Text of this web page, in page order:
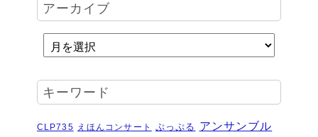
ハッピーパーク終了♪
よう！未来につながるワクワク体験
受賞結果 ヤマハエレクトーンフェス
ティバル ソロ
夏のおトクなキャンペーン・・・その
アーカイブ
キーワード
CLP735 えほんコンサート ぷっぷる アンサンブル